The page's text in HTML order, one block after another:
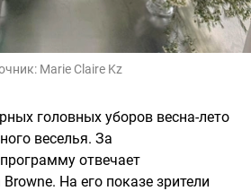
Marie Claire Kz
головных уборов весна-лето
веселья. За
отвечает
На его показе зрители